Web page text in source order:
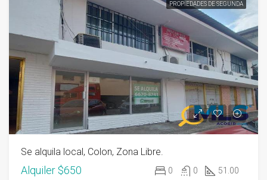
PROPIEDADES DE SEGUNDA
Se alquila local, Colon, Zona Libre.
Alquiler $650 0 0 51.00